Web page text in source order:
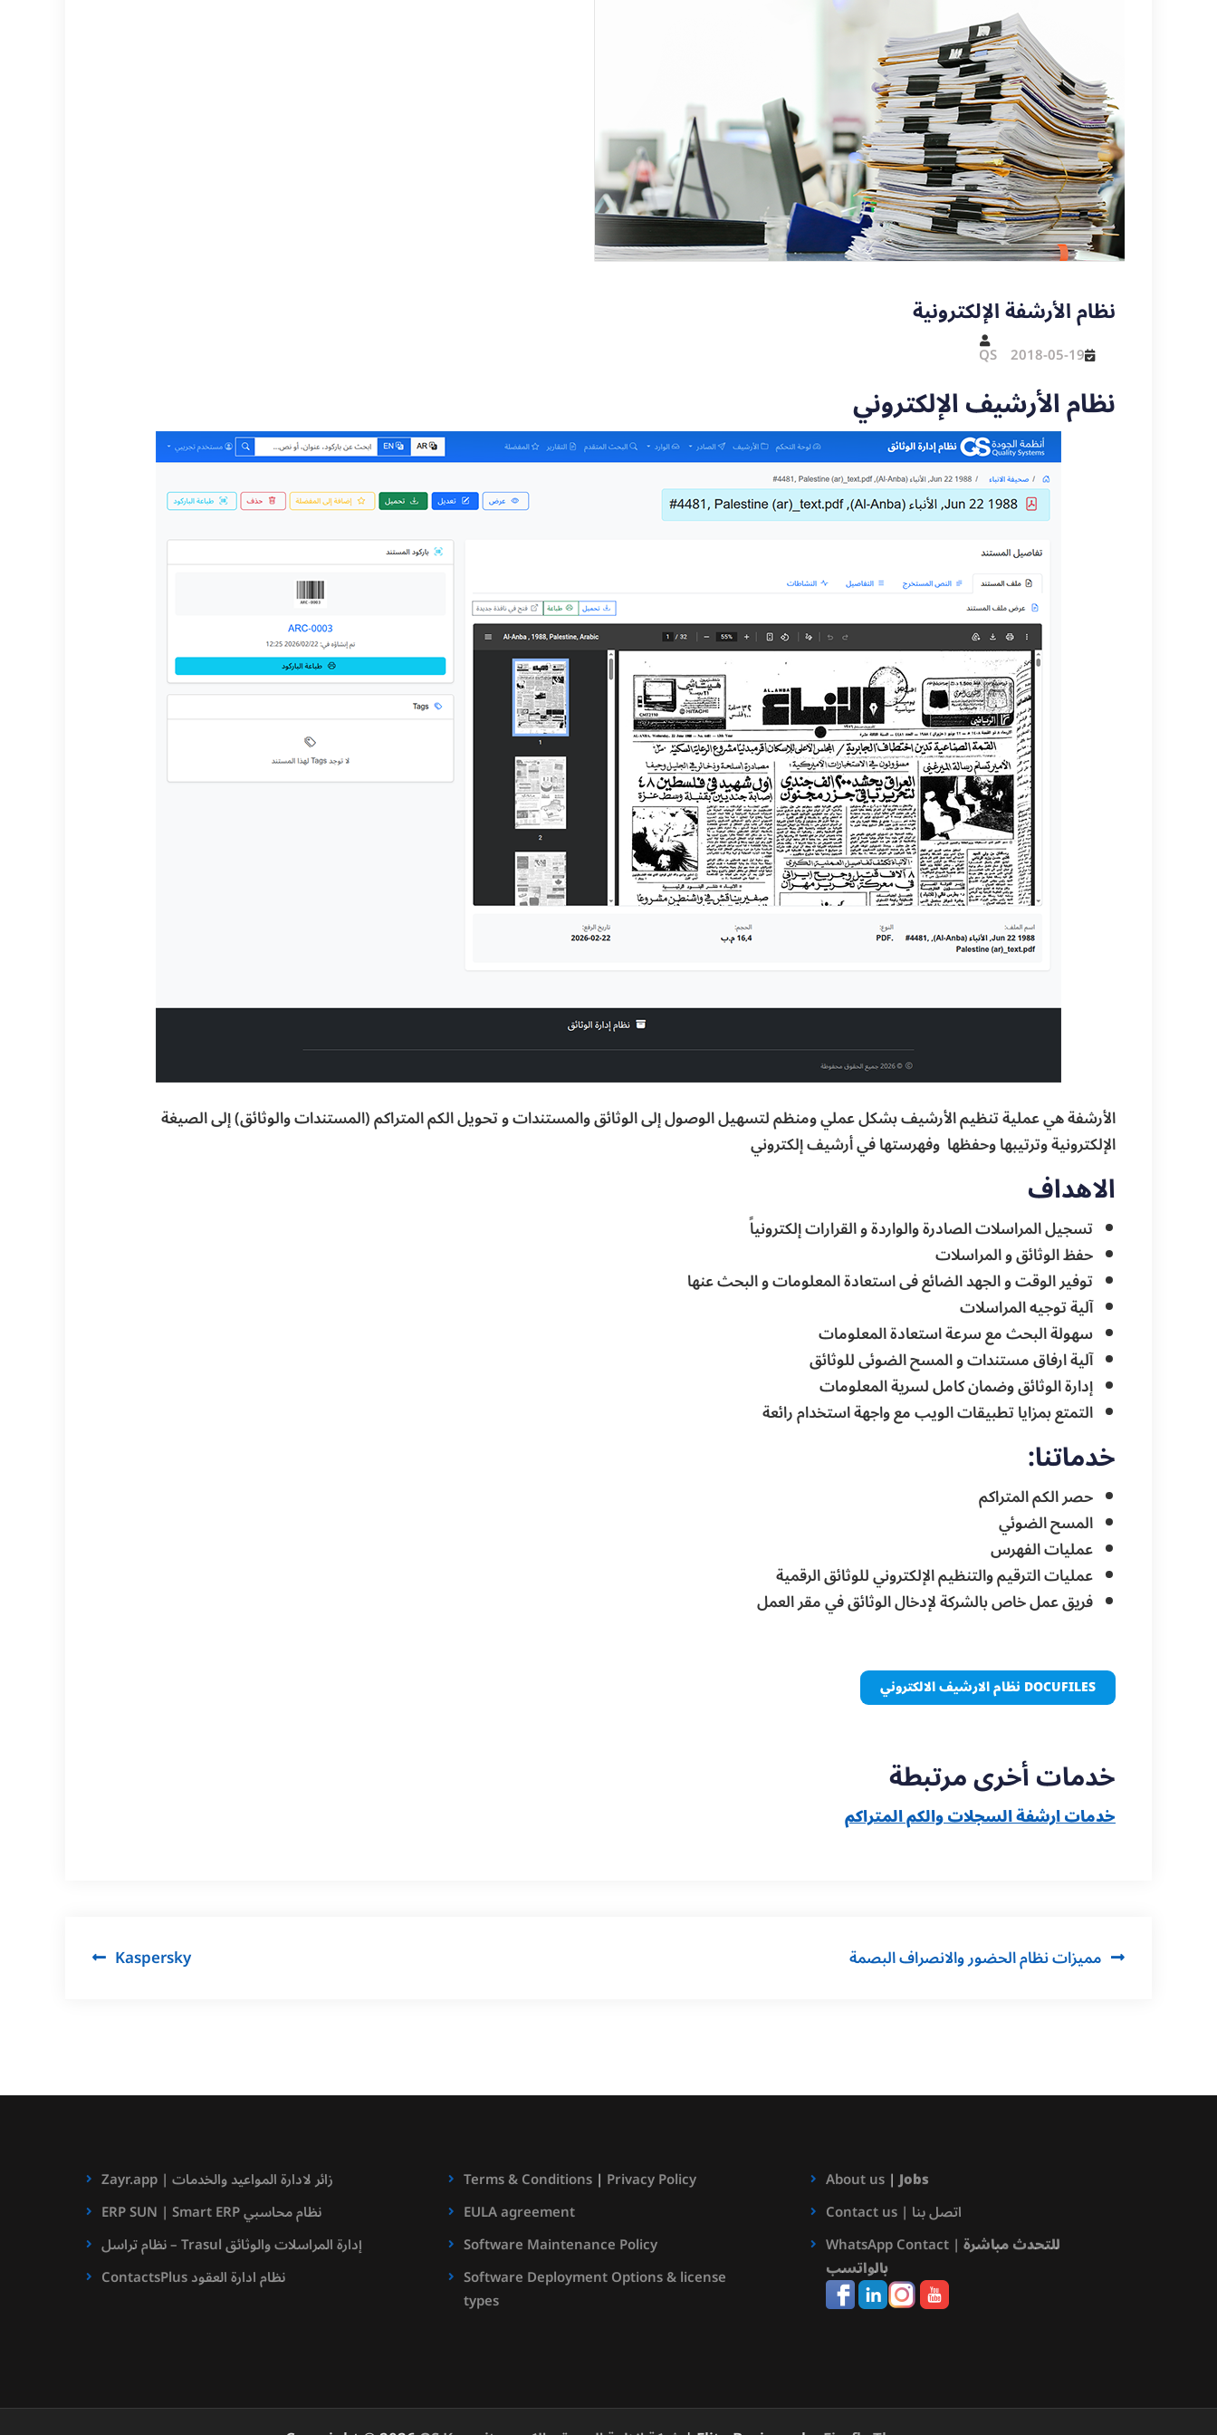
نظام الأرشفة الإلكترونية
2018-05-19
QS
نظام الأرشيف الإلكتروني
الأرشفة هي عملية تنظيم الأرشيف بشكل عملي ومنظم لتسهيل الوصول إلى الوثائق والمستندات و تحويل الكم المتراكم (المستندات والوثائق) إلى الصيغة
الإلكترونية وترتيبها وحفظها وفهرستها في أرشيف إلكتروني
الاهداف
تسجيل المراسلات الصادرة والواردة و القرارات إلكترونياً
حفظ الوثائق و المراسلات
توفير الوقت و الجهد الضائع فى استعادة المعلومات و البحث عنها
آلية توجيه المراسلات
سهولة البحث مع سرعة استعادة المعلومات
آلية ارفاق مستندات و المسح الضوئى للوثائق
إدارة الوثائق وضمان كامل لسرية المعلومات
التمتع بمزايا تطبيقات الويب مع واجهة استخدام رائعة
خدماتنا:
حصر الكم المتراكم
المسح الضوئي
عمليات الفهرس
عمليات الترقيم والتنظيم الإلكتروني للوثائق الرقمية
فريق عمل خاص بالشركة لإدخال الوثائق في مقر العمل
DOCUFILES نظام الارشيف الالكتروني
خدمات أخرى مرتبطة
خدمات ارشفة السجلات والكم المتراكم
Post
Kaspersky مميزات نظام الحضور والانصراف البصمة
Zayr.app | زائر لادارة المواعيد والخدمات
ERP SUN | Smart ERP نظام محاسبي
نظام تراسل – Trasul إدارة المراسلات والوثائق
ContactsPlus نظام ادارة العقود
Terms & Conditions| Privacy Policy
EULA agreement
Software Maintenance Policy
Software Deployment Options & license
types
About us|Jobs
Contact us | اتصل بنا
WhatsApp Contact | للتحدث مباشرة
بالواتسب